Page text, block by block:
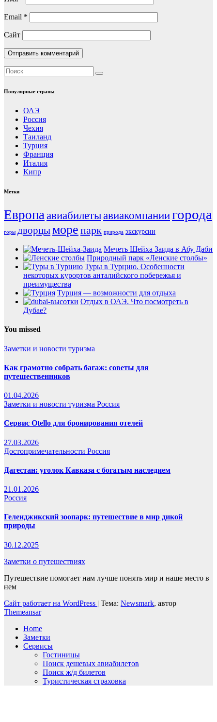
Email *
Сайт
Популярные страны
ОАЭ
Россия
Чехия
Таиланд
Турция
Франция
Италия
Кипр
Метки
Европаавиабилетыавиакомпаниигорода
горы дворцыморе парк природа экскурсии
Мечеть Шейха Заида в Абу Даби
Природный парк «Ленские столбы»
Туры в Турцию. Особенности
некоторых курортов анталийского побережья и
преимущества
Турция — возможности для отдыха
Отдых в ОАЭ. Что посмотреть в
Дубае?
You missed
Заметки и новости туризма
Как грамотно собрать багаж: советы для
путешественников
01.04.2026
Заметки и новости туризма Россия
Сервис Otello для бронирования отелей
27.03.2026
Достопримечательности Россия
Дагестан: уголок Кавказа с богатым наследием
21.01.2026
Россия
Геленджикский зоопарк: путешествие в мир дикой
природы
30.12.2025
Заметки о путешествиях
Путешествие помогает нам лучше понять мир и наше место в
нем
Сайт работает на WordPress | Тема: Newsmark, автор
Themeansar
Home
Заметки
Сервисы
Гостиницы
Поиск дешевых авиабилетов
Поиск ж/д билетов
Туристическая страховка